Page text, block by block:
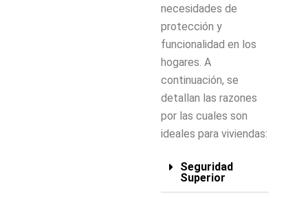
necesidades de
protección y
funcionalidad en los
hogares. A
continuación, se
detallan las razones
por las cuales son
ideales para viviendas:
Seguridad
Superior